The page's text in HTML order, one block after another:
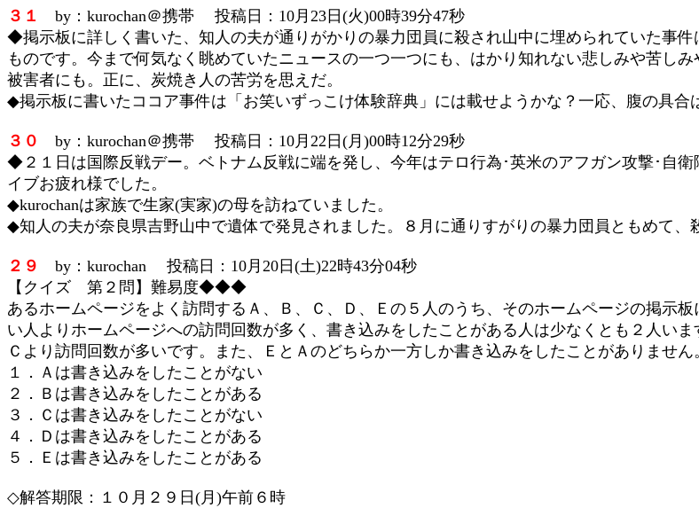
３１
by：kurochan＠携帯 投稿日：10月23日(火)00時39分47秒
◆掲示板に詳しく書いた、知人の夫が通りがかりの暴力団員に殺され山中に埋められていた事
ものです。今まで何気なく眺めていたニュースの一つ一つにも、はかり知れない悲しみや苦し
被害者にも。正に、炭焼き人の苦労を思えだ。
◆掲示板に書いたココア事件は「お笑いずっこけ体験辞典」には載せようかな？一応、腹の具合
３０
by：kurochan＠携帯 投稿日：10月22日(月)00時12分29秒
◆２１日は国際反戦デー。ベトナム反戦に端を発し、今年はテロ行為･英米のアフガン攻撃･自
イブお疲れ様でした。
◆kurochanは家族で生家(実家)の母を訪ねていました。
◆知人の夫が奈良県吉野山中で遺体で発見されました。８月に通りすがりの暴力団員ともめて、
２９
by：kurochan 投稿日：10月20日(土)22時43分04秒
【クイズ 第２問】難易度◆◆◆
あるホームページをよく訪問するＡ、Ｂ、Ｃ、Ｄ、Ｅの５人のうち、そのホームページの掲示
い人よりホームページへの訪問回数が多く、書き込みをしたことがある人は少なくとも２人い
Ｃより訪問回数が多いです。また、ＥとＡのどちらか一方しか書き込みをしたことがありませ
１．Ａは書き込みをしたことがない
２．Ｂは書き込みをしたことがある
３．Ｃは書き込みをしたことがない
４．Ｄは書き込みをしたことがある
５．Ｅは書き込みをしたことがある
◇解答期限：１０月２９日(月)午前６時